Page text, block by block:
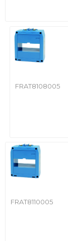
FRAT8108005
FRAT8110005